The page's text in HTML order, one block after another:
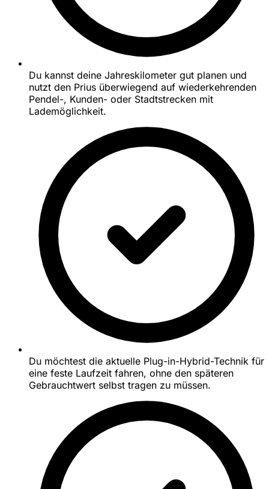
Du kannst deine Jahreskilometer gut planen und
nutzt den Prius überwiegend auf wiederkehrenden
Pendel-, Kunden- oder Stadtstrecken mit
Lademöglichkeit.
Du möchtest die aktuelle Plug-in-Hybrid-Technik für
eine feste Laufzeit fahren, ohne den späteren
Gebrauchtwert selbst tragen zu müssen.